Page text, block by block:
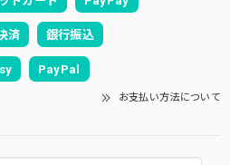
済 銀行振込
PayPal
お支払い方法について